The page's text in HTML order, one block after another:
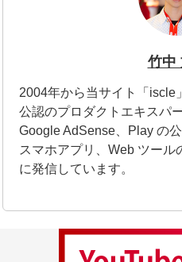
竹中
2004年から当サイト「iscle
公認のプロダクトエキスパ
Google AdSense、Play の
スマホアプリ、Web ツー
に発信しています。